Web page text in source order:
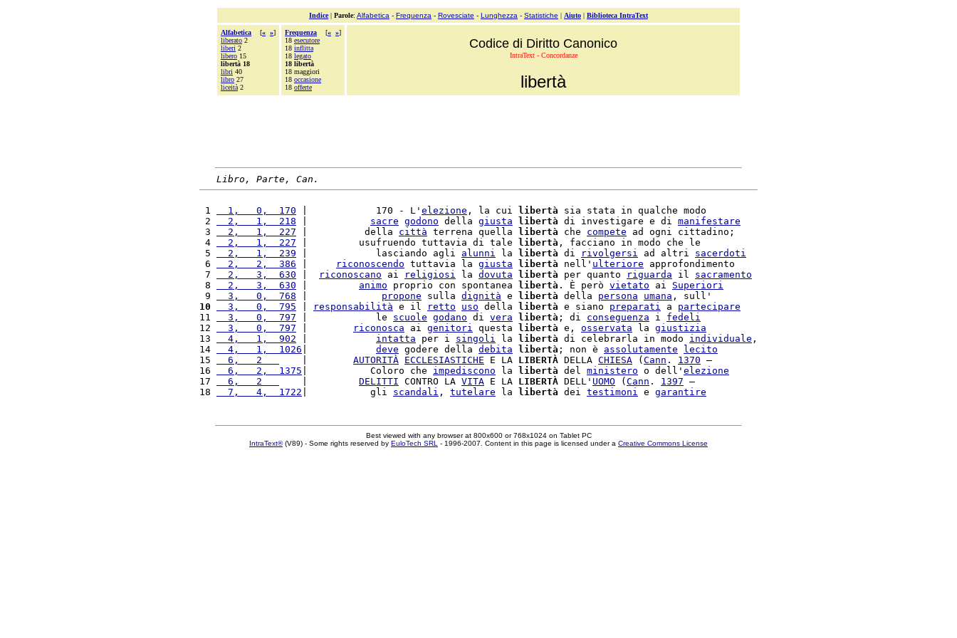
Indice| Parole: Alfabetica - Frequenza - Rovesciate - Lunghezza - Statistiche | Aiuto | Biblioteca IntraText
Alfabetica [« »]
liberato 2
liberi 2
libero 15
libertà 18
libri 40
libro 27
liceità 2
Frequenza [« »]
18 esecutore
18 inflitta
18 legato
18 libertà
18 maggiori
18 occasione
18 offerte
Codice di Diritto Canonico
IntraText - Concordanze
libertà
Libro, Parte, Can.
1
  1,   0,  170
|            170 - L' elezione , la cui libertà sia stata in qualche modo
2
  2,   1,  218
sacre godono della giusta libertà di investigare e di manifestare
3
  2,   1,  227
|          della città terrena quella libertà che compete ad ogni cittadino;
4
  2,   1,  227
|         usufruendo tuttavia di tale libertà , facciano in modo che le
5
  2,   1,  239
|            lasciando agli alunni la libertà di rivolgersi ad altri sacerdoti
6
  2,   2,  386
riconoscendo tuttavia la giusta libertà nell' ulteriore approfondimento
7
  2,   3,  630
riconoscano ai religiosi la dovuta libertà per quanto riguarda il sacramento
8
  2,   3,  630
animo proprio con spontanea libertà . È però vietato ai Superiori
9
  3,   0,  768
propone sulla dignità e libertà della persona umana
10
  3,   0,  795
responsabilità e il retto uso della libertà e siano preparati a partecipare
11
  3,   0,  797
|            le scuole godano di vera libertà ; di conseguenza i fedeli
12
  3,   0,  797
riconosca ai genitori questa libertà e, osservata la giustizia
13
  4,   1,  902
intatta per i singoli la libertà di celebrarla in modo individuale ,
14
  4,   1,  1026
deve godere della debita libertà ; non è assolutamente
lecito
15
  6,   2
AUTORITÀ ECCLESIASTICHE E LA LIBERTÀ DELLA CHIESA ( Cann . 1370 –
16
  6,   2,  1375
|           Coloro che impediscono la libertà del ministero o dell' elezione
17
  6,   2
DELITTI CONTRO LA VITA E LA LIBERTÀ DELL' UOMO ( Cann . 1397 –
18
  7,   4,  1722
|           gli scandali , tutelare la libertà dei testimoni e garantire
Best viewed with any browser at 800x600 or 768x1024 on Tablet PC
IntraText®(V89) - Some rights reserved by EuloTech SRL - 1996-2007. Content in this page is licensed under a Creative Commons License